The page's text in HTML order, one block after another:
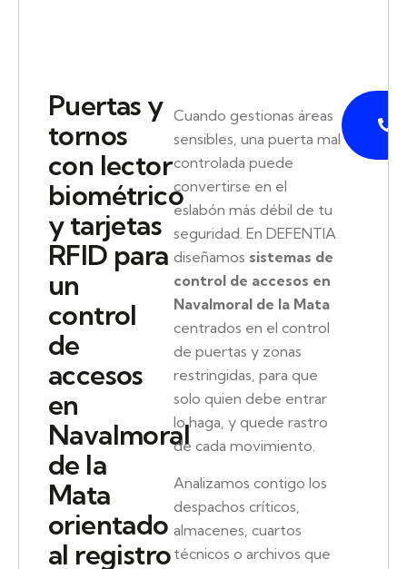
Puertas y
tornos
con lector
biométrico
y tarjetas
RFID para
un
control
de
accesos
en
Navalmoral
de la
Mata
orientado
al registro
Cuando gestionas áreas
sensibles, una puerta mal
controlada puede
convertirse en el
eslabón más débil de tu
seguridad. En DEFENTIA
diseñamos sistemas de
control de accesos en
Navalmoral de la Mata
centrados en el control
de puertas y zonas
restringidas, para que
solo quien debe entrar
lo haga, y quede rastro
de cada movimiento.
Analizamos contigo los
despachos críticos,
almacenes, cuartos
técnicos o archivos que